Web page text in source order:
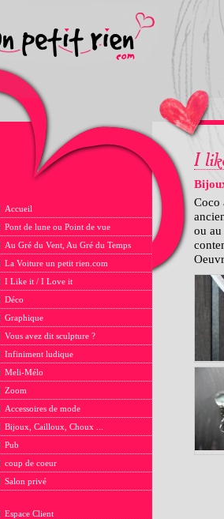
Accueil
Pont de lune ou Point de vue
Au Gré du Vent, Au Gré du Temps
La Voiture un petit rien.com
I Like it / I Love it
Déco
Graphique
Vous avez dit sculpture ?
Infiniment ludique
Meli-Mélo
Zoom
Accessoires de mode
Bijoux, Cailloux, Choux ...
Pub
coup de coeur
Salon privé
Espace Client
Coco
ou